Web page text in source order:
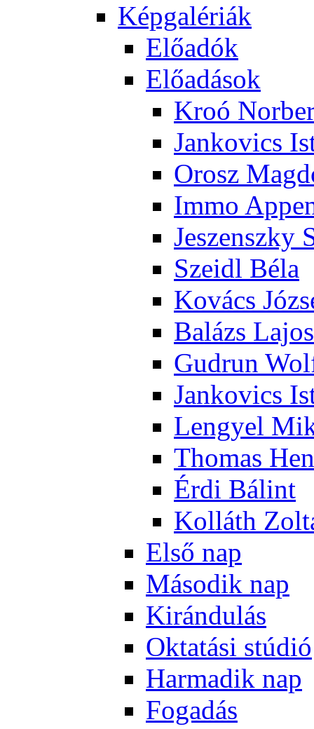
Kép­ga­lé­ri­ák
Elő­adók
Elő­adá­sok
Kroó
Jan­ko­vics
Orosz
Im­mo
Je­szensz­ky
Szeidl Bé­la
Ko­vács
Ba­lázs La­jos
Gud­run
Jan­ko­vics
Len­gyel
Tho­mas
Ér­di Bá­lint
Kol­láth
El­ső nap
Má­so­dik nap
Ki­rán­du­lás
Ok­ta­tá­si stú­dió
Har­ma­dik nap
Fo­ga­dás